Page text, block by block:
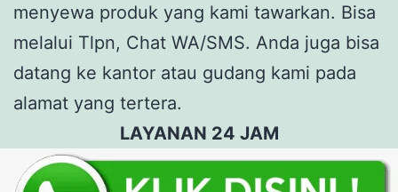
menyewa produk yang kami tawarkan. Bisa
melalui Tlpn, Chat WA/SMS. Anda juga bisa
datang ke kantor atau gudang kami pada
alamat yang tertera.
LAYANAN 24 JAM